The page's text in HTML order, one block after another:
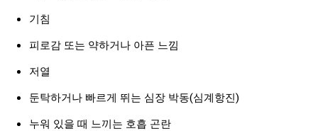
기침
피로감 또는 약하거나 아픈 느낌
저열
둔탁하거나 빠르게 뛰는 심장 박동(심계항진)
누워 있을 때 느끼는 호흡 곤란